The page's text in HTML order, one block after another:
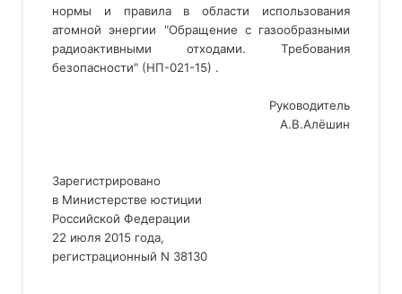
нормы и правила в области использования
атомной энергии "Обращение с газообразными
радиоактивными отходами. Требования
безопасности" (НП-021-15) .
Руководитель
А.В.Алёшин
Зарегистрировано
в Министерстве юстиции
Российской Федерации
22 июля 2015 года,
регистрационный N 38130